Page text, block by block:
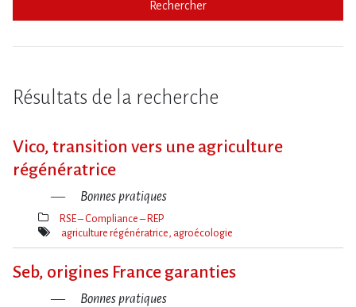
Rechercher
Résultats de la recherche
Vico, transition vers une agriculture
régénératrice
Bonnes pratiques
Thèmes(s)
RSE – Compliance – REP
Mot(s)-
agriculture régénératrice, agroécologie
Seb, origines France garanties
Bonnes pratiques